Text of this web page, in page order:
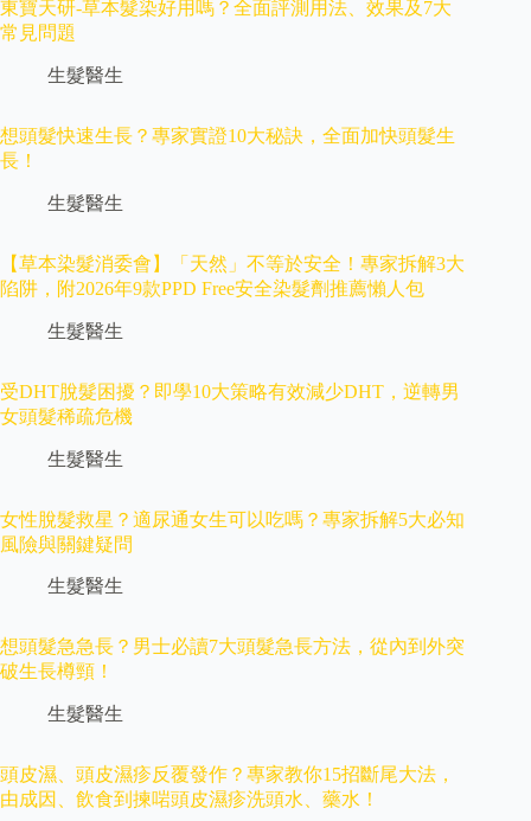
東寶天研-草本髮染好用嗎？全面評測用法、效果及7大
常見問題
生髮醫生
想頭髮快速生長？專家實證10大秘訣，全面加快頭髮生
長！
生髮醫生
【草本染髮消委會】「天然」不等於安全！專家拆解3大
陷阱，附2026年9款PPD Free安全染髮劑推薦懶人包
生髮醫生
受DHT脫髮困擾？即學10大策略有效減少DHT，逆轉男
女頭髮稀疏危機
生髮醫生
女性脫髮救星？適尿通女生可以吃嗎？專家拆解5大必知
風險與關鍵疑問
生髮醫生
想頭髮急急長？男士必讀7大頭髮急長方法，從內到外突
破生長樽頸！
生髮醫生
頭皮濕、頭皮濕疹反覆發作？專家教你15招斷尾大法，
由成因、飲食到揀啱頭皮濕疹洗頭水、藥水！